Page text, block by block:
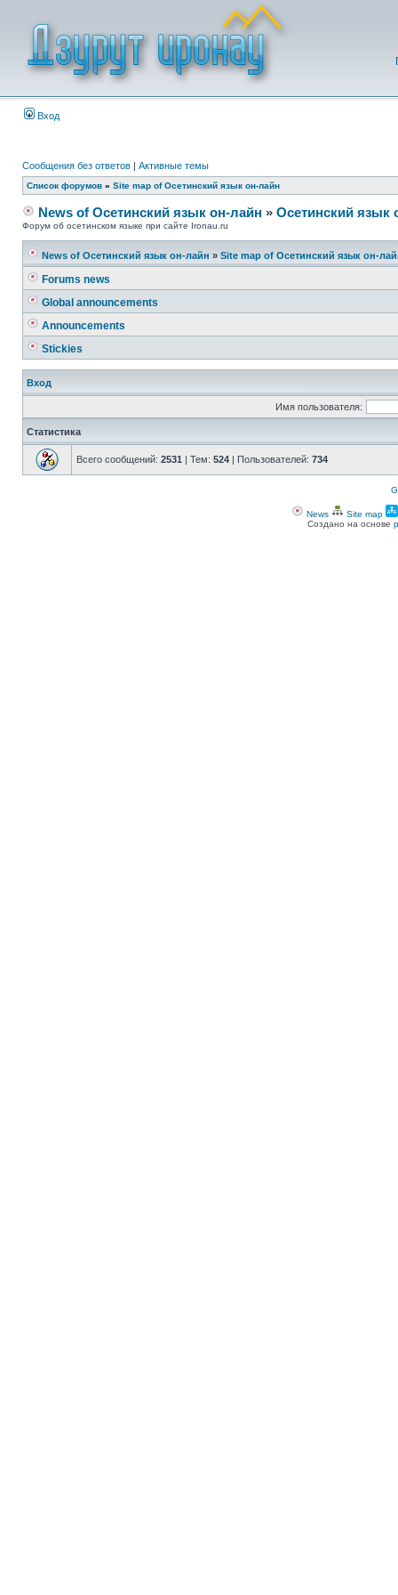
Вход
Сообщения без ответов | Активные темы
Список форумов » Site map of Осетинский язык он-лайн
News of Осетинский язык он-лайн » Осетинский язык
Форум об осетинском языке при сайте Ironau.ru
News of Осетинский язык он-лайн » Site map of Осетинский язык он-
Forums news
Global announcements
Announcements
Stickies
Вход
Имя пользователя:
Статистика
Всего сообщений: 2531 | Тем: 524 | Пользователей: 734
News Site map
Создано на основе